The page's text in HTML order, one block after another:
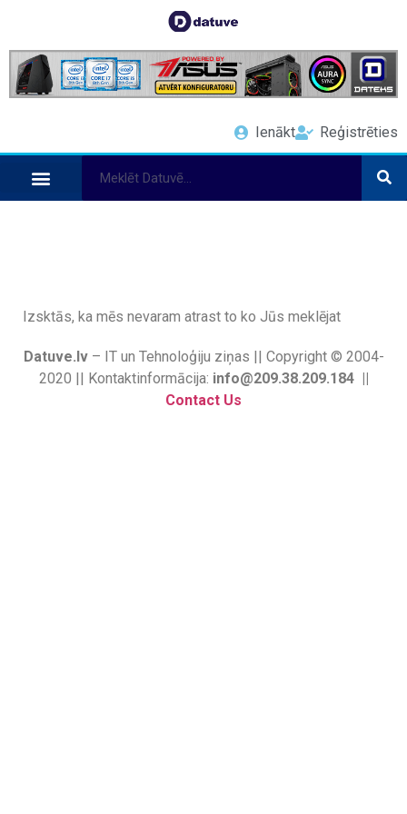
Ienākt Reģistrēties
Izsktās, ka mēs nevaram atrast to ko Jūs meklējat
Datuve.lv– IT un Tehnoloģiju ziņas || Copyright © 2004-
2020 || Kontaktinformācija: info@209.38.209.184 ||
Contact Us